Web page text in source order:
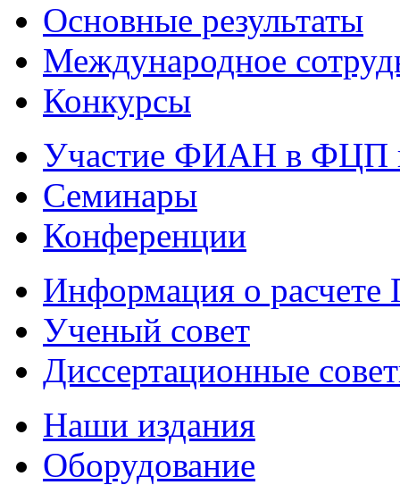
Основные результаты
Международное
Конкурсы
Участие ФИАН в ФЦП
Семинары
Конференции
Информация о
Ученый совет
Диссертационные
Наши издания
Оборудование